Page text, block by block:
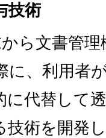
技術
ら文書管
に、利用者
に代替して
技術を開発